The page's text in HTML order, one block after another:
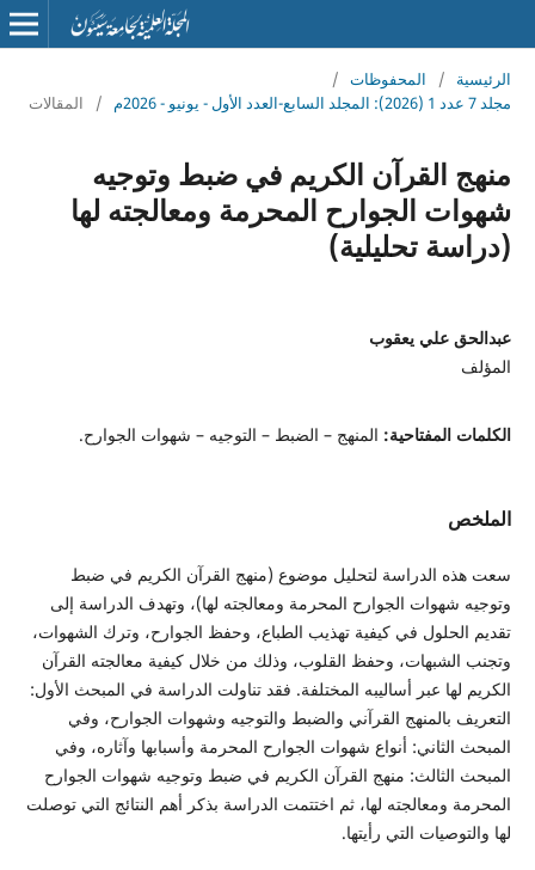
الرئيسية / المحفوظات /
مجلد 7 عدد 1 (2026): المجلد السابع-العدد الأول - يونيو - 2026م
/ المقالات
منهج القرآن الكريم في ضبط وتوجيه
شهوات الجوارح المحرمة ومعالجته لها
(دراسة تحليلية)
عبدالحق علي يعقوب
المؤلف
الكلمات المفتاحية: المنهج – الضبط – التوجيه – شهوات الجوارح.
الملخص
سعت هذه الدراسة لتحليل موضوع (منهج القرآن الكريم في ضبط
وتوجيه شهوات الجوارح المحرمة ومعالجته لها)، وتهدف الدراسة إلى
تقديم الحلول في كيفية تهذيب الطباع، وحفظ الجوارح، وترك الشهوات،
وتجنب الشبهات، وحفظ القلوب، وذلك من خلال كيفية معالجته القرآن
الكريم لها عبر أساليبه المختلفة. فقد تناولت الدراسة في المبحث الأول:
التعريف بالمنهج القرآني والضبط والتوجيه وشهوات الجوارح، وفي
المبحث الثاني: أنواع شهوات الجوارح المحرمة وأسبابها وآثاره، وفي
المبحث الثالث: منهج القرآن الكريم في ضبط وتوجيه شهوات الجوارح
المحرمة ومعالجته لها، ثم اختتمت الدراسة بذكر أهم النتائج التي توصلت
لها والتوصيات التي رأيتها.